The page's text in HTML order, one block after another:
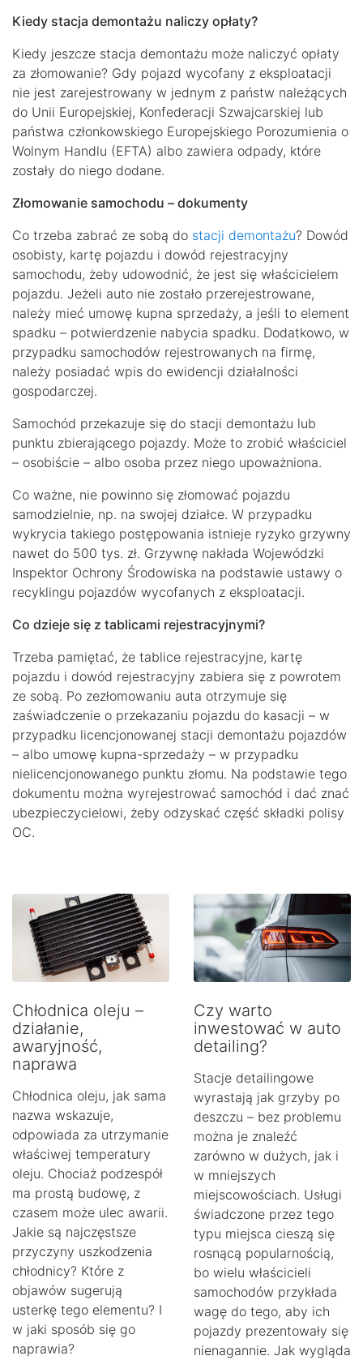
Kiedy stacja demontażu naliczy opłaty?
Kiedy jeszcze stacja demontażu może naliczyć opłaty
za złomowanie? Gdy pojazd wycofany z eksploatacji
nie jest zarejestrowany w jednym z państw należących
do Unii Europejskiej, Konfederacji Szwajcarskiej lub
państwa członkowskiego Europejskiego Porozumienia o
Wolnym Handlu (EFTA) albo zawiera odpady, które
zostały do niego dodane.
Złomowanie samochodu – dokumenty
Co trzeba zabrać ze sobą do stacji demontażu? Dowód
osobisty, kartę pojazdu i dowód rejestracyjny
samochodu, żeby udowodnić, że jest się właścicielem
pojazdu. Jeżeli auto nie zostało przerejestrowane,
należy mieć umowę kupna sprzedaży, a jeśli to element
spadku – potwierdzenie nabycia spadku. Dodatkowo, w
przypadku samochodów rejestrowanych na firmę,
należy posiadać wpis do ewidencji działalności
gospodarczej.
Samochód przekazuje się do stacji demontażu lub
punktu zbierającego pojazdy. Może to zrobić właściciel
– osobiście – albo osoba przez niego upoważniona.
Co ważne, nie powinno się złomować pojazdu
samodzielnie, np. na swojej działce. W przypadku
wykrycia takiego postępowania istnieje ryzyko grzywny
nawet do 500 tys. zł. Grzywnę nakłada Wojewódzki
Inspektor Ochrony Środowiska na podstawie ustawy o
recyklingu pojazdów wycofanych z eksploatacji.
Co dzieje się z tablicami rejestracyjnymi?
Trzeba pamiętać, że tablice rejestracyjne, kartę
pojazdu i dowód rejestracyjny zabiera się z powrotem
ze sobą. Po zezłomowaniu auta otrzymuje się
zaświadczenie o przekazaniu pojazdu do kasacji – w
przypadku licencjonowanej stacji demontażu pojazdów
– albo umowę kupna-sprzedaży – w przypadku
nielicencjonowanego punktu złomu. Na podstawie tego
dokumentu można wyrejestrować samochód i dać znać
ubezpieczycielowi, żeby odzyskać część składki polisy
OC.
Chłodnica oleju –
działanie,
awaryjność,
naprawa
Chłodnica oleju, jak sama
nazwa wskazuje,
odpowiada za utrzymanie
właściwej temperatury
oleju. Chociaż podzespół
ma prostą budowę, z
czasem może ulec awarii.
Jakie są najczęstsze
przyczyny uszkodzenia
chłodnicy? Które z
objawów sugerują
usterkę tego elementu? I
w jaki sposób się go
naprawia?
Czy warto
inwestować w auto
detailing?
Stacje detailingowe
wyrastają jak grzyby po
deszczu – bez problemu
można je znaleźć
zarówno w dużych, jak i
w mniejszych
miejscowościach. Usługi
świadczone przez tego
typu miejsca cieszą się
rosnącą popularnością,
bo wielu właścicieli
samochodów przykłada
wagę do tego, aby ich
pojazdy prezentowały się
nienagannie. Jak wygląda